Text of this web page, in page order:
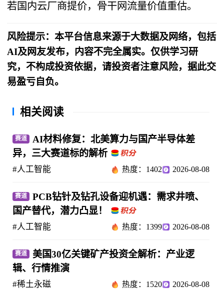
若国内云厂商提价，骨干网流量价值重估。
风险提示：本平台信息来源于大数据及网络，包括
AI及网友发布，内容不完全属实。仅供学习研
究，不构成投资依据，请投资者注意风险，据此交
易盈亏自负。
相关阅读
赛道
AI材料修复：北美算力与国产半导体差
异，三大赛道标的解析
#人工智能 热度：1402 2026-08-08
赛道
PCB钻针及钻孔设备迎机遇：需求井喷、
国产替代，潜力凸显！
#人工智能 热度：1399 2026-08-08
赛道
美国30亿关键矿产投资全解析：产业逻
辑、行情推演
#稀土永磁 热度：1520 2026-08-08